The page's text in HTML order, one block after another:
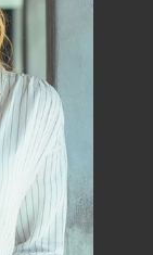
tako
miliona